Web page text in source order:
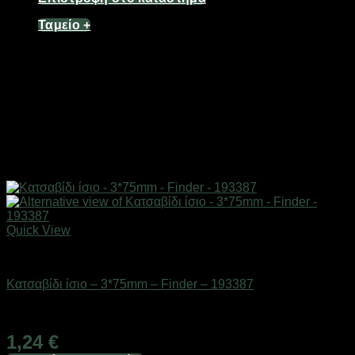
Ταμείο +
Quick View
Κατσαβίδι ίσιο – 3*75mm – Finder – 193387
1,24 €